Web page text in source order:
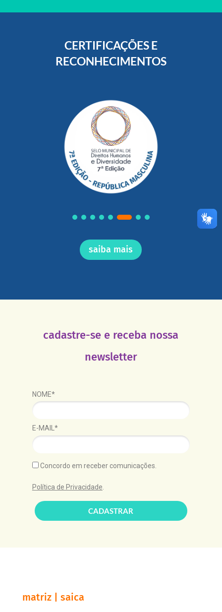
CERTIFICAÇÕES E
RECONHECIMENTOS
saiba mais
cadastre-se e receba nossa
newsletter
NOME*
E-MAIL*
Concordo em receber comunicações.
Política de Privacidade
CADASTRAR
matriz | saica